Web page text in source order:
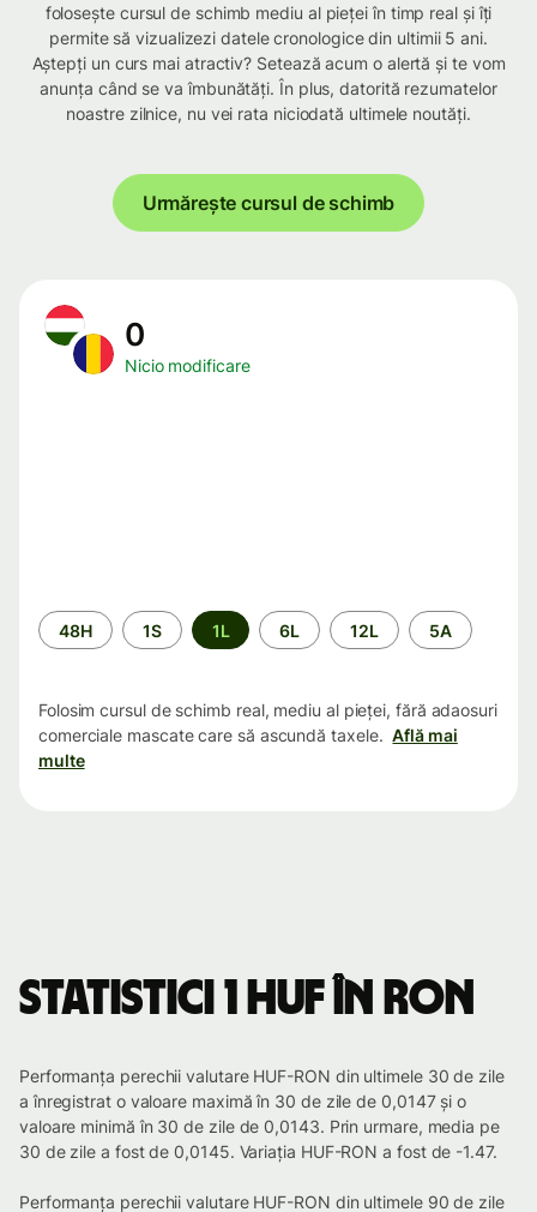
folosește cursul de schimb mediu al pieței în timp real și îți
permite să vizualizezi datele cronologice din ultimii 5 ani.
Aștepți un curs mai atractiv? Setează acum o alertă și te vom
anunța când se va îmbunătăți. În plus, datorită rezumatelor
noastre zilnice, nu vei rata niciodată ultimele noutăți.
Urmărește cursul de schimb
0
Nicio modificare
Perioada
48H 1S 1L 6L 12L 5A
Folosim cursul de schimb real, mediu al pieței, fără adaosuri
comerciale mascate care să ascundă taxele. Află mai
multe
Statistici 1 HUF în RON
Performanța perechii valutare HUF-RON din ultimele 30 de zile
a înregistrat o valoare maximă în 30 de zile de 0,0147 și o
valoare minimă în 30 de zile de 0,0143. Prin urmare, media pe
30 de zile a fost de 0,0145. Variația HUF-RON a fost de -1.47.
Performanța perechii valutare HUF-RON din ultimele 90 de zile